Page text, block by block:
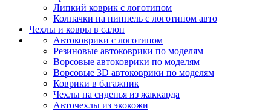
Липкий коврик c логотипом
Колпачки на ниппель с логотипом авто
Чехлы и ковры в салон
Автоковрики с логотипом
Резиновые автоковрики по моделям
Ворсовые автоковрики по моделям
Ворсовые 3D автоковрики по моделям
Коврики в багажник
Чехлы на сиденья из жаккарда
Авточехлы из экокожи